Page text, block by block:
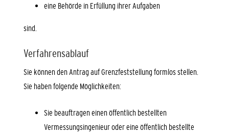
eine Behörde in Erfüllung ihrer Aufgaben
sind.
Verfahrensablauf
Sie können den Antrag auf Grenzfeststellung formlos stellen.
Sie haben folgende Möglichkeiten:
Sie beauftragen einen öffentlich bestellten
Vermessungsingenieur oder eine öffentlich bestellte